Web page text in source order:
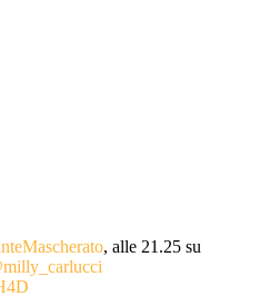
, alle 21.25 su